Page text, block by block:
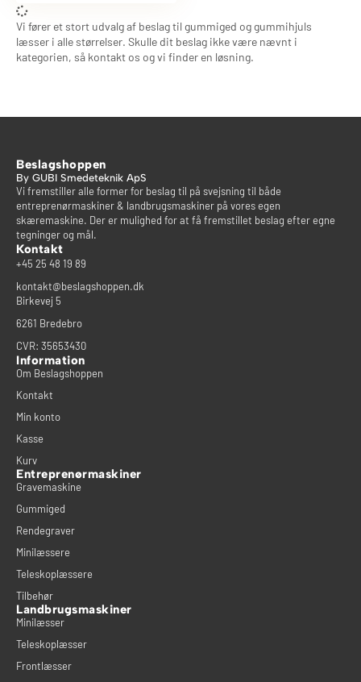
Vi fører et stort udvalg af beslag til gummiged og gummihjuls
læsser i alle størrelser. Skulle dit beslag ikke være nævnt i
kategorien, så kontakt os og vi finder en løsning.
Beslagshoppen
By GUBI Smedeteknik ApS
Vi fremstiller alle former for beslag til på svejsning til både
entreprenørmaskiner & landbrugsmaskiner på vores egen
skæremaskine. Der er mulighed for at få fremstillet beslag efter egne
tegninger og mål.
Kontakt
+45 25 48 19 89
kontakt@beslagshoppen.dk
Birkevej 5
6261 Bredebro
CVR: 35653430
Information
Om Beslagshoppen
Kontakt
Min konto
Kasse
Kurv
Entreprenørmaskiner
Gravemaskine
Gummiged
Rendegraver
Minilæssere
Teleskoplæssere
Tilbehør
Landbrugsmaskiner
Minilæsser
Teleskoplæsser
Frontlæsser